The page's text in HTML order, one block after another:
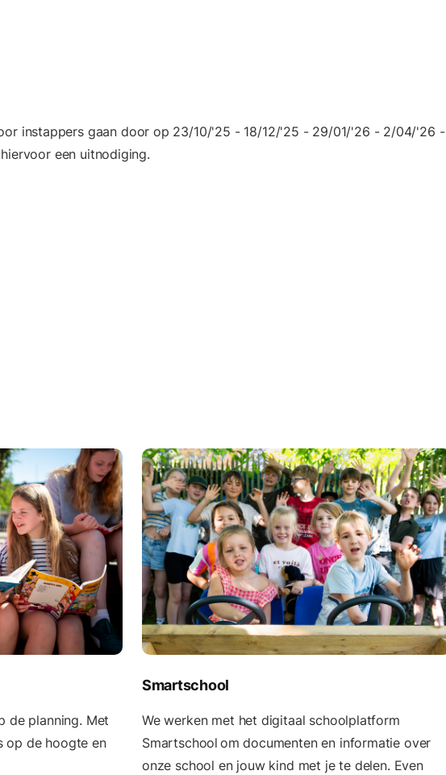
instappers gaan door op 23/10/'25 - 18/12/'25 - 29/01/'26 - 2/04/'26 -
een uitnodiging.
de planning. Met
op de hoogte en
Smartschool
We werken met het digitaal schoolplatform
Smartschool om documenten en informatie over
onze school en jouw kind met je te delen. Even